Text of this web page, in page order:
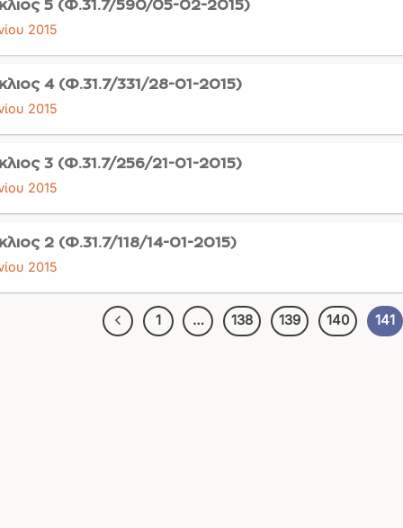
5 (Φ.31.7/590/05-02-2015)
2015
4 (Φ.31.7/331/28-01-2015)
2015
3 (Φ.31.7/256/21-01-2015)
2015
2 (Φ.31.7/118/14-01-2015)
2015
1 … 138 139 140 141